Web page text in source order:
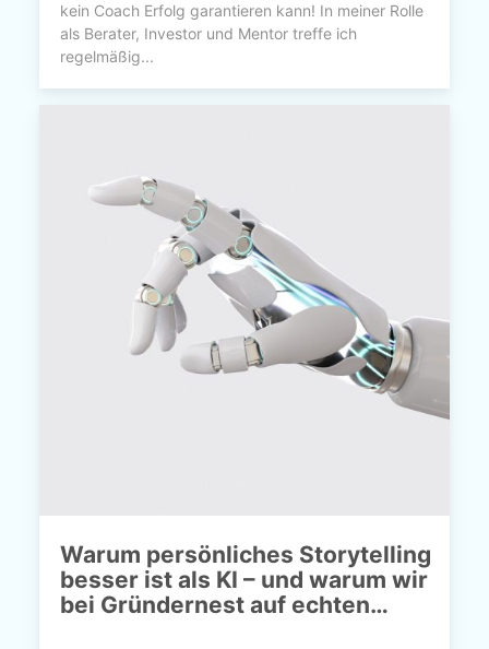
kein Coach Erfolg garantieren kann! In meiner Rolle
als Berater, Investor und Mentor treffe ich
regelmäßig...
Warum persönliches Storytelling
besser ist als KI – und warum wir
bei Gründernest auf echten…